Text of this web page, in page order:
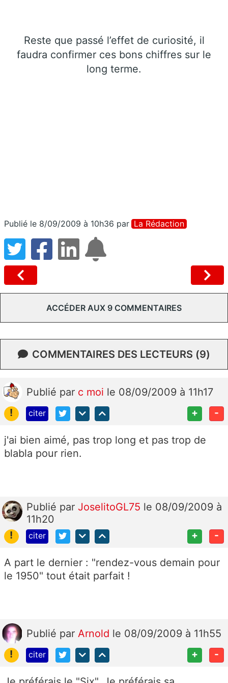
Reste que passé l’effet de curiosité, il
faudra confirmer ces bons chiffres sur le
long terme.
Publié le 8/09/2009 à 10h36 par La Rédaction
ACCÉDER AUX 9 COMMENTAIRES
COMMENTAIRES DES LECTEURS (9)
Publié par c moi le 08/09/2009 à 11h17
!
citer + -
j'ai bien aimé, pas trop long et pas trop de
blabla pour rien.
Publié par JoselitoGL75 le 08/09/2009 à
11h20
!
citer + -
A part le dernier : "rendez-vous demain pour
le 1950" tout était parfait !
Publié par Arnold le 08/09/2009 à 11h55
!
citer + -